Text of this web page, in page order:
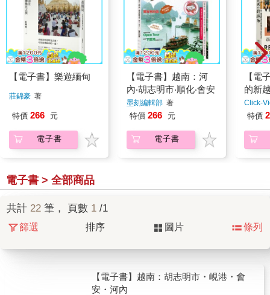
【電子書】樂遊緬甸
莊錦豪 著
特價 266 元
電子書
【電子書】越南：河
內‧胡志明市‧順化‧會安
墨刻編輯部 著
特價 266 元
電子書
【電
的新
Click-
特價
電子書 > 全部商品
共計 22 筆， 頁數 1 /1
篩選 排序 圖片 條列
【電子書】越南：胡志明市・峴港・會
安・河內